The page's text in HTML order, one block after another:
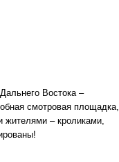
Востока –
смотровая площадка,
жителями – кроликами,